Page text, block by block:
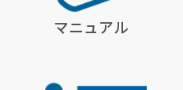
マニュアル